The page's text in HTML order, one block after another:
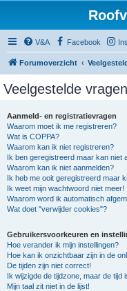
V&A Facebook
Forumoverzicht
Veelgestelde vragen
Aanmeld- en registratievragen
Waarom moet ik me registreren?
Wat is COPPA?
Waarom kan ik niet registreren?
Ik ben geregistreerd maar kan niet
Waarom kan ik niet aanmelden?
Ik heb me ooit geregistreerd maar
Ik weet mijn wachtwoord niet meer!
Waarom word ik automatisch
Wat doet "verwijder cookies"?
Gebruikersvoorkeuren en
Hoe verander ik mijn instellingen?
Hoe kan ik onzichtbaar zijn in de
De tijden zijn niet correct!
Ik wijzigde de tijdzone, maar de tijd
Mijn taal zit niet in de lijst!